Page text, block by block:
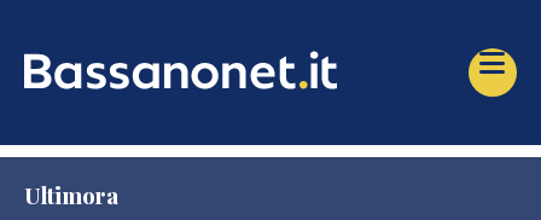
Ultimora